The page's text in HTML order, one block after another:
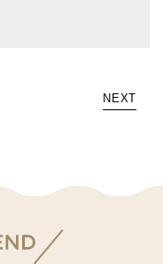
NEXT